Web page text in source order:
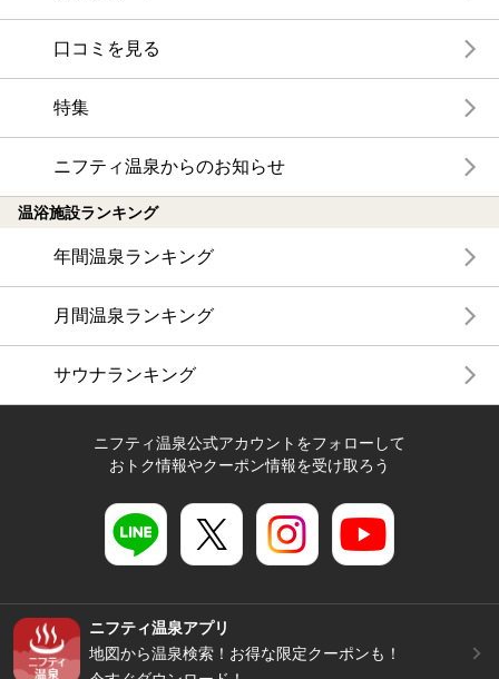
口コミを見る
特集
ニフティ温泉からのお知らせ
温浴施設ランキング
年間温泉ランキング
月間温泉ランキング
サウナランキング
ニフティ温泉公式アカウントをフォローして
おトク情報やクーポン情報を受け取ろう
ニフティ温泉アプリ
地図から温泉検索！お得な限定クーポンも！